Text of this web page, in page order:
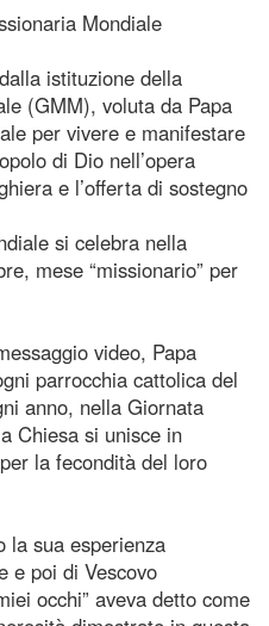
Mondiale
istituzione della
(GMM), voluta da Papa
per vivere e manifestare
di Dio nell’opera
e l’offerta di sostegno
si celebra nella
mese “missionario” per
video, Papa
parrocchia cattolica del
anno, nella Giornata
Chiesa si unisce in
la fecondità del loro
la sua esperienza
e poi di Vescovo
occhi” aveva detto come